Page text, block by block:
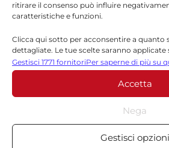
ritirare il consenso può influire
caratteristiche e funzioni.
Clicca qui sotto per acconsentire a quanto
dettagliate. Le tue scelte saranno applicate
sito. È possibile modificare le impostazioni
compreso il ritiro del consenso, utilizzando
Policy o cliccando sul pulsante di gestione
inferiore dello schermo.
Statistiche
Archiviare informazioni su dispositivo e/o
Gestisci 1771 fornitoriPer saperne di più su
Accetta
Nega
Gestisci opzioni